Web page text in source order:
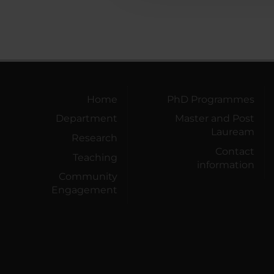
Home
Department
Research
Teaching
Community
Engagement
PhD Programmes
Master and Post
Lauream
Contact
information